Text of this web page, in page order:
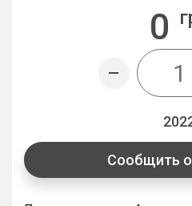
0
Сообщить